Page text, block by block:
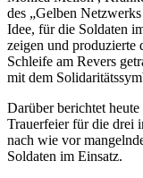
des „Gelben
Idee, für die Soldaten
zeigen und produzierte
Schleife am Revers
mit dem
Darüber berichtet
Trauerfeier für die drei
nach wie vor
Soldaten im Einsatz.